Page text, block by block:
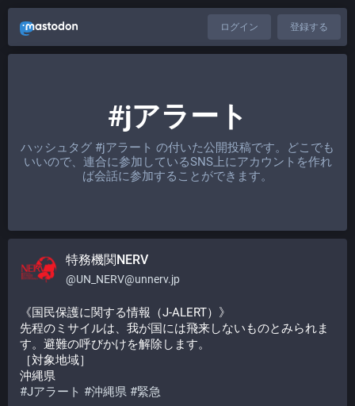
ログイン 登録する
#jアラート
ハッシュタグ #jアラート の付いた公開投稿です。どこでも
いいので、連合に参加しているSNS上にアカウントを作れ
ば会話に参加することができます。
特務機関NERV
@UN_NERV@unnerv.jp
《国民保護に関する情報（J-ALERT）》
先程のミサイルは、我が国には飛来しないものとみられま
す。避難の呼びかけを解除します。
［対象地域］
沖縄県
#Jアラート #沖縄県 #緊急